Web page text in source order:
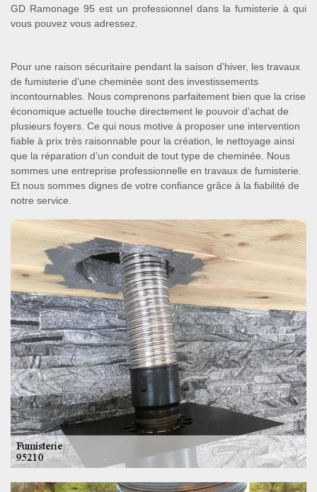
GD Ramonage 95 est un professionnel dans la fumisterie à qui
vous pouvez vous adressez.
Pour une raison sécuritaire pendant la saison d’hiver, les travaux
de fumisterie d’une cheminée sont des investissements
incontournables. Nous comprenons parfaitement bien que la crise
économique actuelle touche directement le pouvoir d’achat de
plusieurs foyers. Ce qui nous motive à proposer une intervention
fiable à prix très raisonnable pour la création, le nettoyage ainsi
que la réparation d’un conduit de tout type de cheminée. Nous
sommes une entreprise professionnelle en travaux de fumisterie.
Et nous sommes dignes de votre confiance grâce à la fiabilité de
notre service.